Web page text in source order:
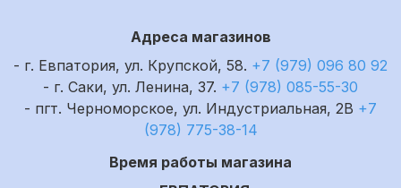
Адреса магазинов
- г. Евпатория, ул. Крупской, 58. +7 (979) 096 80 92
- г. Саки, ул. Ленина, 37. +7 (978) 085-55-30
- пгт. Черноморское, ул. Индустриальная, 2В +7
(978) 775-38-14
Время работы магазина